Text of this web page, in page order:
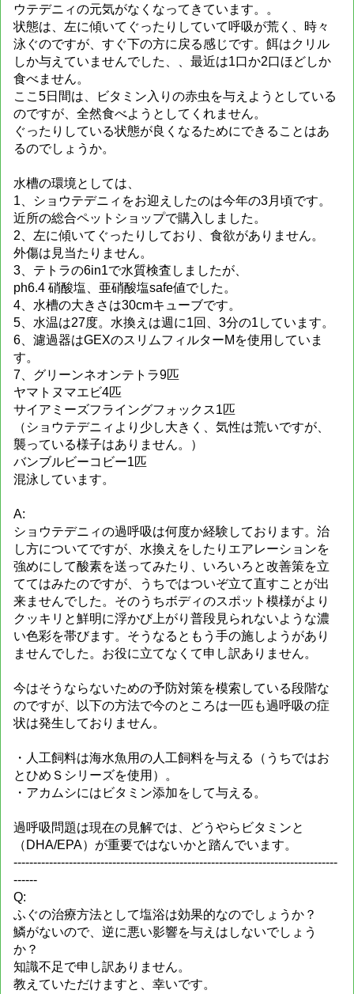
ウテデニィの元気がなくなってきています。。
状態は、左に傾いてぐったりしていて呼吸が荒く、時々
泳ぐのですが、すぐ下の方に戻る感じです。餌はクリル
しか与えていませんでした、、最近は1口か2口ほどしか
食べません。
ここ5日間は、ビタミン入りの赤虫を与えようとしている
のですが、全然食べようとしてくれません。
ぐったりしている状態が良くなるためにできることはあ
るのでしょうか。
水槽の環境としては、
1、ショウテデニィをお迎えしたのは今年の3月頃です。
近所の総合ペットショップで購入しました。
2、左に傾いてぐったりしており、食欲がありません。
外傷は見当たりません。
3、テトラの6in1で水質検査しましたが、
ph6.4 硝酸塩、亜硝酸塩safe値でした。
4、水槽の大きさは30cmキューブです。
5、水温は27度。水換えは週に1回、3分の1しています。
6、濾過器はGEXのスリムフィルターMを使用していま
す。
7、グリーンネオンテトラ9匹
ヤマトヌマエビ4匹
サイアミーズフライングフォックス1匹
（ショウテデニィより少し大きく、気性は荒いですが、
襲っている様子はありません。）
バンブルビーコビー1匹
混泳しています。
A:
ショウテデニィの過呼吸は何度か経験しております。治
し方についてですが、水換えをしたりエアレーションを
強めにして酸素を送ってみたり、いろいろと改善策を立
ててはみたのですが、うちではついぞ立て直すことが出
来ませんでした。そのうちボディのスポット模様がより
クッキリと鮮明に浮かび上がり普段見られないような濃
い色彩を帯びます。そうなるともう手の施しようがあり
ませんでした。お役に立てなくて申し訳ありません。
今はそうならないための予防対策を模索している段階な
のですが、以下の方法で今のところは一匹も過呼吸の症
状は発生しておりません。
・人工飼料は海水魚用の人工飼料を与える（うちではお
とひめＳシリーズを使用）。
・アカムシにはビタミン添加をして与える。
過呼吸問題は現在の見解では、どうやらビタミンと
（DHA/EPA）が重要ではないかと踏んでいます。
----------------------------------------------------------------------------------
------
Q:
ふぐの治療方法として塩浴は効果的なのでしょうか？
鱗がないので、逆に悪い影響を与えはしないでしょう
か？
知識不足で申し訳ありません。
教えていただけますと、幸いです。